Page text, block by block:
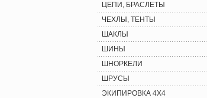
ЦЕПИ, БРАСЛЕТЫ
ЧЕХЛЫ, ТЕНТЫ
ШАКЛЫ
ШИНЫ
ШНОРКЕЛИ
ШРУСЫ
ЭКИПИРОВКА 4X4